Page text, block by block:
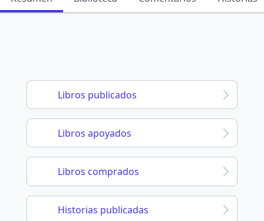
Libros publicados
Libros apoyados
Libros comprados
Historias publicadas